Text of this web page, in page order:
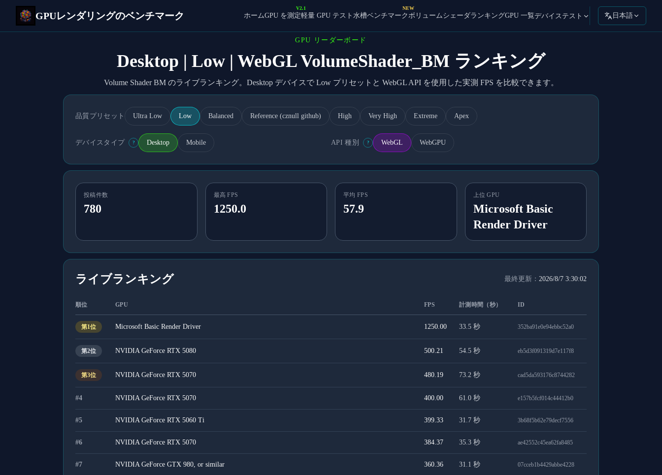
GPUレンダリングのベンチマーク ホームGPU を測定
V2.1
軽量 GPU テスト 水槽ベンチマーク
NEW
ボリュームシェーダランキングGPU 一覧デバイステスト 日本語
GPU リーダーボード
Desktop | Low | WebGL VolumeShader_BM ランキング
Volume Shader BM のライブランキング。Desktop デバイスで Low プリセットと WebGL API を使用した実測 FPS を比較できます。
品質プリセット Ultra Low Low Balanced Reference (cznull github) High Very High Extreme Apex
デバイスタイプ ? Desktop Mobile API 種別 ? WebGL WebGPU
投稿件数
780
最高 FPS
1250.0
平均 FPS
57.9
上位 GPU
Microsoft Basic
Render Driver
ライブランキング 最終更新： 2026/8/7 3:30:02
順位 GPU FPS 計測時間（秒） ID
第1位 Microsoft Basic Render Driver 1250.00 33.5 秒 352ba91e0e94ebbc52a0
第2位 NVIDIA GeForce RTX 5080 500.21 54.5 秒 eb5d3f091319d7e117f8
第3位 NVIDIA GeForce RTX 5070 480.19 73.2 秒 cad5da593176c8744282
#4 NVIDIA GeForce RTX 5070 400.00 61.0 秒 e157b5fcf014c44412b0
#5 NVIDIA GeForce RTX 5060 Ti 399.33 31.7 秒 3b68f5b62e79decf7556
#6 NVIDIA GeForce RTX 5070 384.37 35.3 秒 ae42552c45ea62fa8485
#7 NVIDIA GeForce GTX 980, or similar 360.36 31.1 秒 07cceb1b4429abbe4228